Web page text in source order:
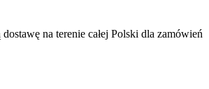
na terenie całej Polski dla zamówień